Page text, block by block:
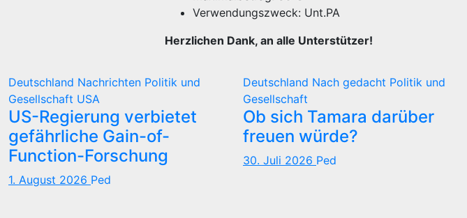
Verwendungszweck: Unt.PA
Herzlichen Dank, an alle Unterstützer!
Deutschland Nachrichten Politik und
Gesellschaft USA
US-Regierung verbietet
gefährliche Gain-of-
Function-Forschung
1. August 2026 Ped
Deutschland Nach gedacht Politik und
Gesellschaft
Ob sich Tamara darüber
freuen würde?
30. Juli 2026 Ped